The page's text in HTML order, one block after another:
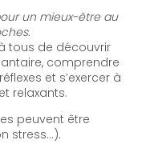
un mieux-être au
tous de découvrir
comprendre
et s’exercer à
relaxants.
peuvent être
stress…).